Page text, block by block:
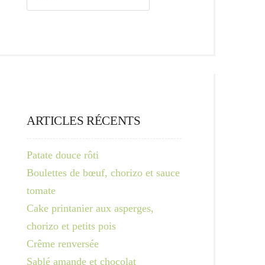
ARTICLES RÉCENTS
Patate douce rôti
Boulettes de bœuf, chorizo et sauce
tomate
Cake printanier aux asperges,
chorizo et petits pois
Crême renversée
Sablé amande et chocolat